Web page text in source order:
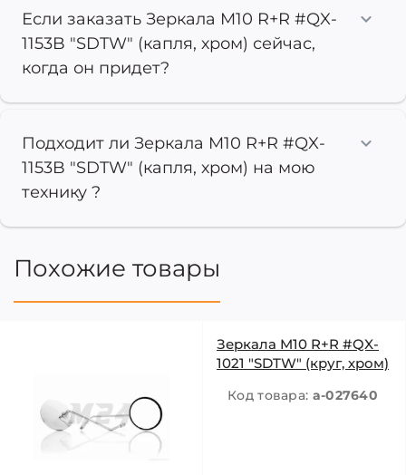
Если заказать Зеркала M10 R+R #QX-
1153B "SDTW" (капля, хром) сейчас,
когда он придет?
Подходит ли Зеркала M10 R+R #QX-
1153B "SDTW" (капля, хром) на мою
технику ?
Похожие товары
Зеркала M10 R+R #QX-
1021 "SDTW" (круг, хром)
Код товара: a-027640